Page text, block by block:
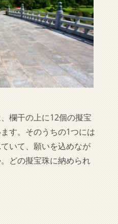
欄干の上に12個の擬宝
す。そのうちの1つには
いて、願いを込めなが
どの擬宝珠に納められ